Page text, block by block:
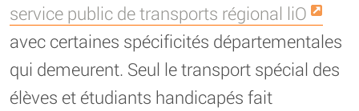
service public de transports régional liO
avec certaines spécificités départementales
qui demeurent. Seul le transport spécial des
élèves et étudiants handicapés fait